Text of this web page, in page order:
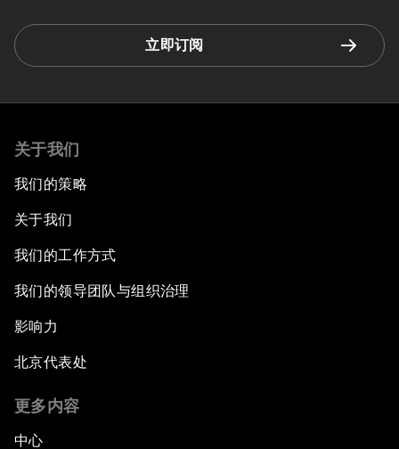
立即订阅
关于我们
我们的策略
关于我们
我们的工作方式
我们的领导团队与组织治理
影响力
北京代表处
更多内容
中心